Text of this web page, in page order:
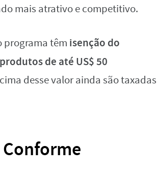
mais atrativo e competitivo.
programa têm isenção do
de até US$ 50
desse valor ainda são taxadas